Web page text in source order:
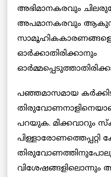
അഭിമാനകരവും
അപമാനകരവും
ഓര്‍ക്കാതിരിക്കാനും
പഞ്ഞമാസമായ
പറയുക. മിക്കവാറും